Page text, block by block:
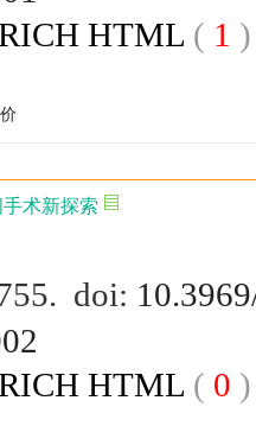
HTML ( 1
术新探索
doi:
HTML ( 0